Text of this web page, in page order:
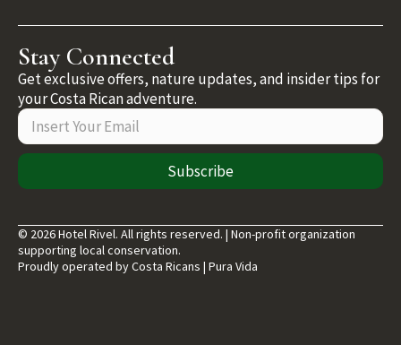
Stay Connected
Get exclusive offers, nature updates, and insider tips for
your Costa Rican adventure.
Subscribe
© 2026 Hotel Rivel. All rights reserved. | Non-profit organization
supporting local conservation.
Proudly operated by Costa Ricans | Pura Vida